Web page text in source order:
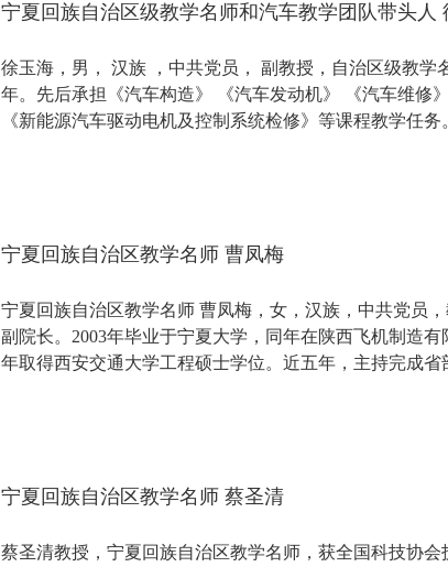
宁夏回族自治区级教学名师和汽车教学团队带头人
徐玉海，男， 汉族 ，中共党员， 副教授，自治区级教
年。先后承担《汽车构造》 《汽车发动机》 《汽车维修
《新能源汽车驱动电机及控制系统检修》等课程教学任
宁夏回族自治区教学名师 曹凤梅
宁夏回族自治区教学名师 曹凤梅，女，汉族，中共党员
副院长。2003年毕业于宁夏大学，同年在陕西飞机制造
年取得西安交通大学工程硕士学位。近五年，主持完成
宁夏回族自治区教学名师 蔡圣清
蔡圣清教授，宁夏回族自治区教学名师，获全国科技协